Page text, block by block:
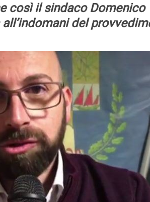
così il sindaco Domenico
del